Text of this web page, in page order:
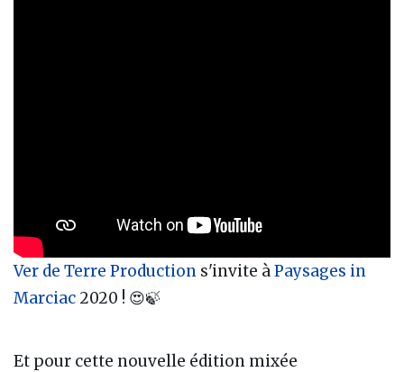
Ver de Terre Production s'invite àPaysages in
Marciac 2020 ! 😍🍃
Et pour cette nouvelle édition mixée